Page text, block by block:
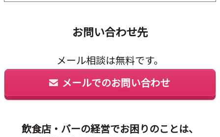
お問い合わせ先
メール相談は無料です。
メールでのお問い合わせ
飲食店・バーの経営でお困りのことは、